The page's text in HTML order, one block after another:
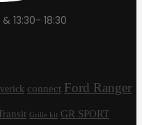
13:30- 18:30
connect Ford Ranger
Grille kit GR SPORT